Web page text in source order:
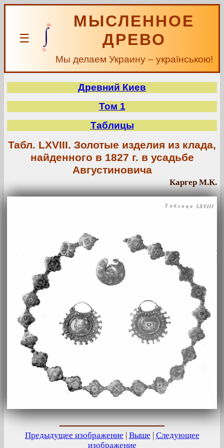
☰
МЫСЛЕННОЕ
ДРЕВО
Мы делаем Украину – українською!
Древний Киев
Том 1
Таблицы
Табл. LXVIII. Золотые изделия из клада,
найденного в 1827 г. в усадьбе
Августиновича
Каргер М.К.
Предыдущее изображение Выше
Следующее
изображение